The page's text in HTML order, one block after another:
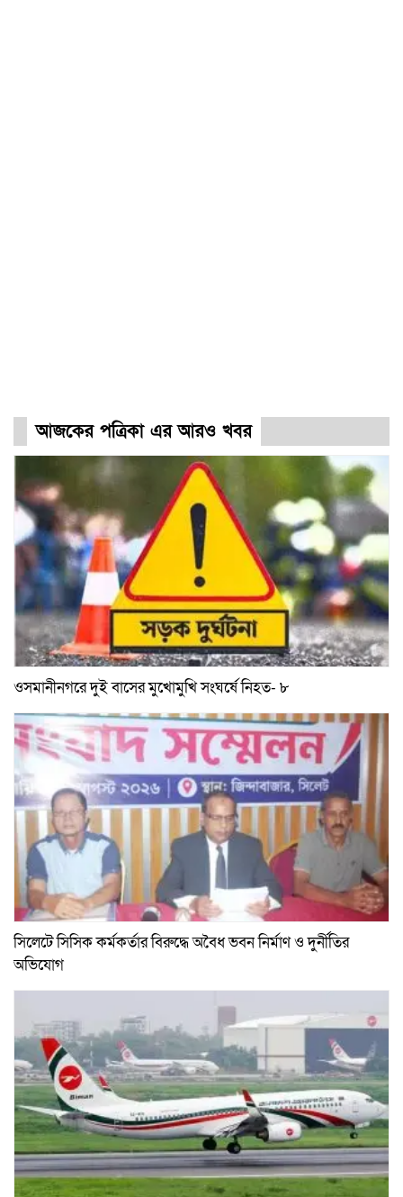
আজকের পত্রিকা এর আরও খবর
ওসমানীনগরে দুই বাসের মুখোমুখি সংঘর্ষে নিহত- ৮
সিলেটে সিসিক কর্মকর্তার বিরুদ্ধে অবৈধ ভবন নির্মাণ ও দুর্নীতির
অভিযোগ